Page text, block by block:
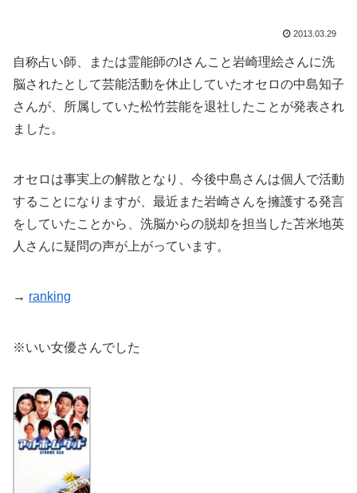
2013.03.29
自称占い師、または霊能師のIさんこと岩崎理絵さんに洗
脳されたとして芸能活動を休止していたオセロの中島知子
さんが、所属していた松竹芸能を退社したことが発表され
ました。
オセロは事実上の解散となり、今後中島さんは個人で活動
することになりますが、最近また岩崎さんを擁護する発言
をしていたことから、洗脳からの脱却を担当した苫米地英
人さんに疑問の声が上がっています。
→ ranking
※いい女優さんでした